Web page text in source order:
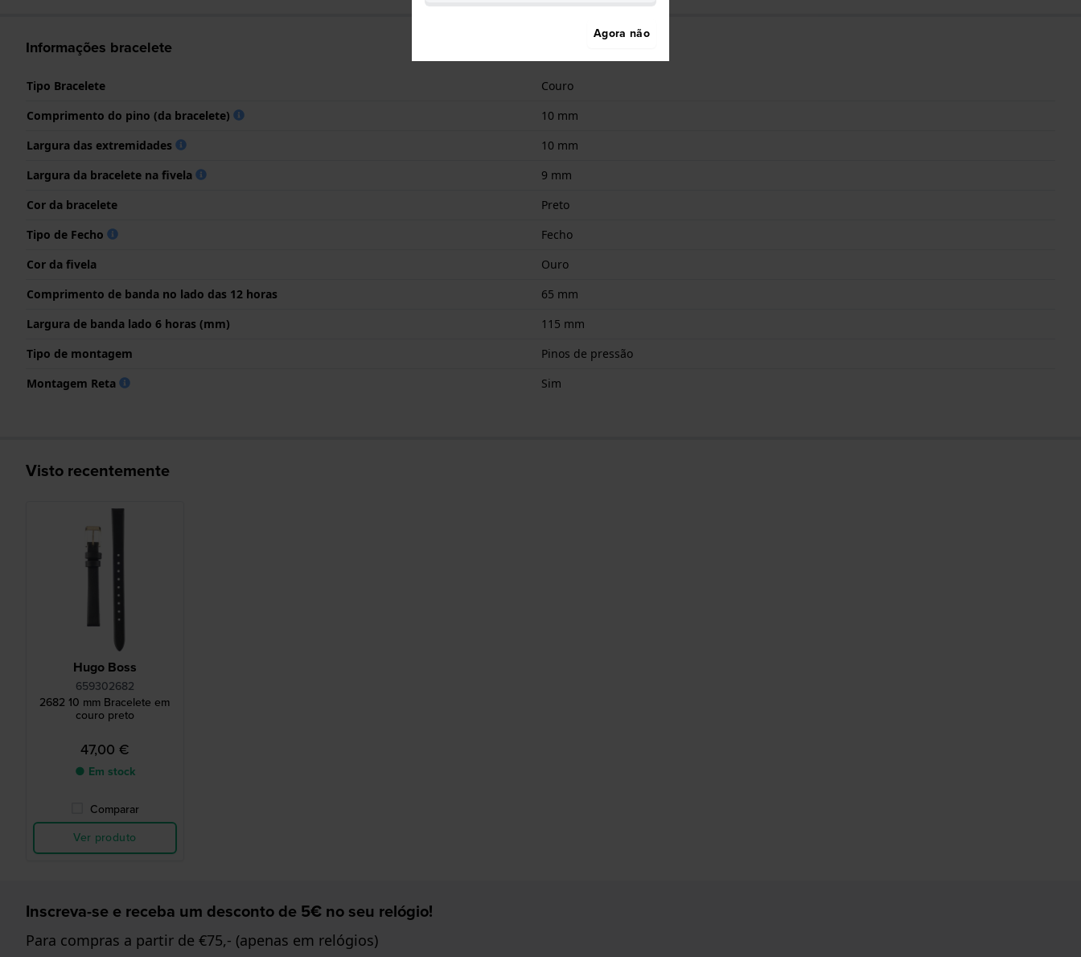
Informações bracelete
Tipo Bracelete
Couro
Comprimento do pino (da bracelete)
10 mm
Largura das extremidades
10 mm
Largura da bracelete na fivela
9 mm
Cor da bracelete
Preto
Tipo de Fecho
Fecho
Cor da fivela
Ouro
Comprimento de banda no lado das 12 horas
65 mm
Largura de banda lado 6 horas (mm)
115 mm
Tipo de montagem
Pinos de pressão
Montagem Reta
Sim
Visto recentemente
Hugo Boss
659302682
2682 10 mm Bracelete em
couro preto
47,00 €
● Em stock
Comparar
Ver produto
Inscreva-se e receba um desconto de 5€ no seu relógio!
Para compras a partir de €75,- (apenas em relógios)
Agora não